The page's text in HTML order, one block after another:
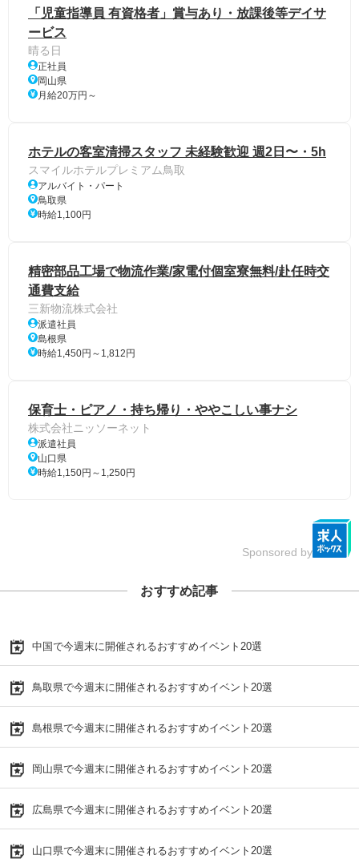
「児童指導員 有資格者」賞与あり・放課後等デイサ
ービス
晴る日
正社員
岡山県
月給20万円～
ホテルの客室清掃スタッフ 未経験歓迎 週2日〜・5h
スマイルホテルプレミアム鳥取
アルバイト・パート
鳥取県
時給1,100円
精密部品工場で物流作業/家電付個室寮無料/赴任時交
通費支給
三新物流株式会社
派遣社員
島根県
時給1,450円～1,812円
保育士・ピアノ・持ち帰り・ややこしい事ナシ
株式会社ニッソーネット
派遣社員
山口県
時給1,150円～1,250円
Sponsored by
おすすめ記事
中国で今週末に開催されるおすすめイベント20選
鳥取県で今週末に開催されるおすすめイベント20選
島根県で今週末に開催されるおすすめイベント20選
岡山県で今週末に開催されるおすすめイベント20選
広島県で今週末に開催されるおすすめイベント20選
山口県で今週末に開催されるおすすめイベント20選